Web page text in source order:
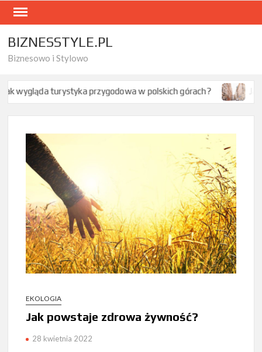
Skip
content
BIZNESSTYLE.PL
Biznesowo i Stylowo
wygląda turystyka przygodowa w polskich górach? Jak
EKOLOGIA
Jak powstaje zdrowa żywność?
28 kwietnia 2022